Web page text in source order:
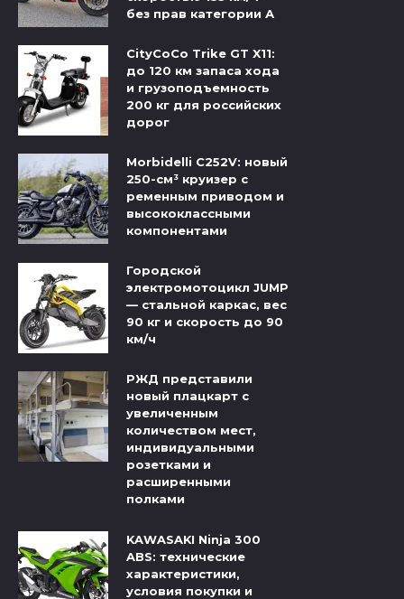
без прав категории А
CityCoCo Trike GT X11:
до 120 км запаса хода
и грузоподъемность
200 кг для российских
дорог
Morbidelli C252V: новый
250-см³ круизер с
ременным приводом и
высококлассными
компонентами
Городской
электромотоцикл JUMP
— стальной каркас, вес
90 кг и скорость до 90
км/ч
РЖД представили
новый плацкарт с
увеличенным
количеством мест,
индивидуальными
розетками и
расширенными
полками
KAWASAKI Ninja 300
ABS: технические
характеристики,
условия покупки и